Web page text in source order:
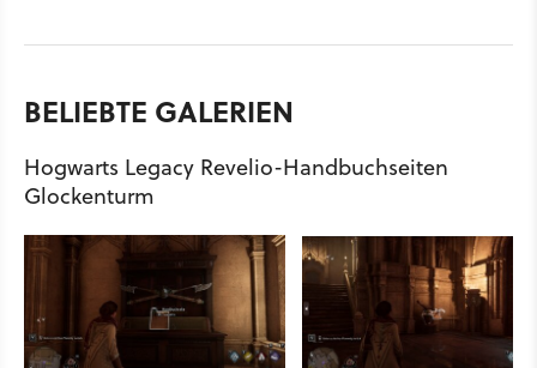
BELIEBTE GALERIEN
Hogwarts Legacy Revelio-Handbuchseiten
Glockenturm